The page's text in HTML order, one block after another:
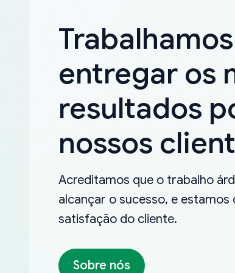
entregar os
resultados
nossos
Acreditamos que o trabalho
alcançar o sucesso, e
satisfação do cliente.
Sobre nós